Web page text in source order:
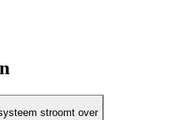
stroomt over